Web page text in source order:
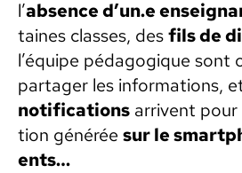
l’absence d’un.e
taines class­es, desfils de
l’équipe péd­a­gogique sont
partager les infor­ma­tions,
noti­fi­ca­tions arrivent
tion générée sur le
ents…